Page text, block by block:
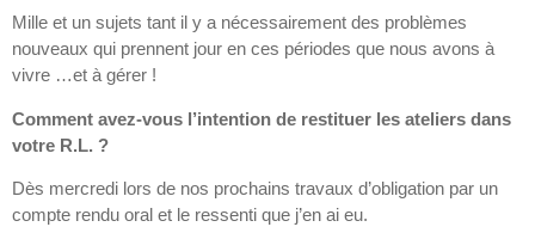
Mille et un sujets tant il y a nécessairement des problèmes
nouveaux qui prennent jour en ces périodes que nous avons à
vivre …et à gérer !
Comment avez-vous l’intention de restituer les ateliers dans
votre R.L. ?
Dès mercredi lors de nos prochains travaux d’obligation par un
compte rendu oral et le ressenti que j’en ai eu.